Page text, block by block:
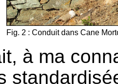
Fig. 2 : Conduit dans Cane
à ma